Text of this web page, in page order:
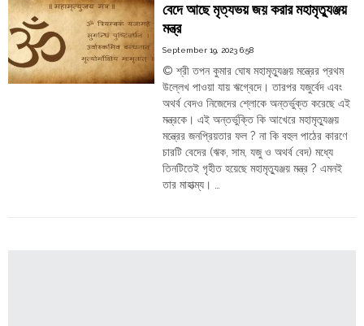
Hindu
Temples
বেদে আছে মৃত্যভয় জয় করার মহামৃত্যুঞ্জয়
মন্ত্র
September 19, 2023 6:58
© শ্রী তপন কুমার ঘোষ মহামৃত্যুঞ্জয় মন্ত্রের প্রথম
উল্লেখ পাওয়া যায় ঋগ্বেদে। তারপর যজুর্বেদ এবং
অথর্ব বেদও নিজেদের শ্লোকে অন্তর্ভুক্ত করেছে এই
মন্ত্রকে। এই অন্তর্ভুক্তি কি আখেরে মহামৃত্যুঞ্জয়
মন্ত্রের জনপ্রিয়তার ফল ? না কি বহুল পাঠের কারণে
চারটি বেদের (ঋক, সাম, যজু ও অথর্ব বেদ) মধ্যে
তিনটিতেই গৃহীত হয়েছে মহামৃত্যুঞ্জয় মন্ত্র ? এমনই
তার মাহাত্ম্য। …